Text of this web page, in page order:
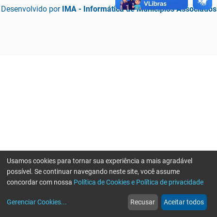
Desenvolvido por IMA - Informática de Municípios Associados
web
Notícias
more_horiz
Mais
Usamos cookies para tornar sua experiência a mais agradável
possível. Se continuar navegando neste site, você assume
concordar com nossa Política de Cookies e Política de privacidade
Gerenciar Cookies... Recusar Aceitar todos
Erro ao enviar informações, por favor tente novamente